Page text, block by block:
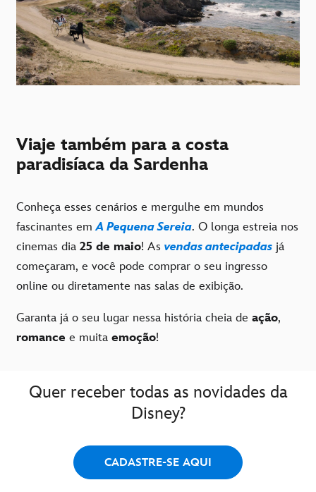
Viaje também para a costa
paradisíaca da Sardenha
Conheça esses cenários e mergulhe em mundos
fascinantes emA Pequena Sereia. O longa estreia nos
cinemas dia 25 de maio! As vendas antecipadas já
começaram, e você pode comprar o seu ingresso
online ou diretamente nas salas de exibição.
Garanta já o seu lugar nessa história cheia de ação,
romance e muita emoção!
Quer receber todas as novidades da
Disney?
CADASTRE-SE AQUI